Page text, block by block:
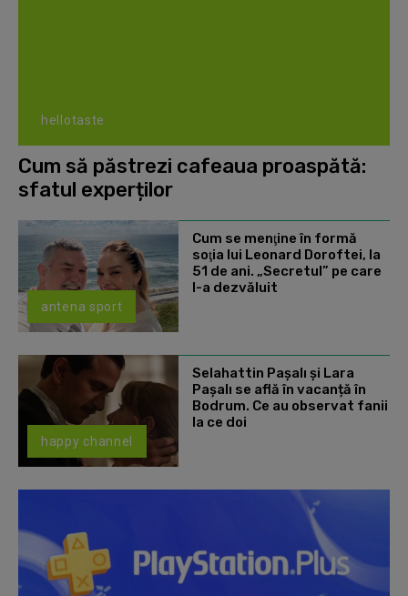
hellotaste
Cum să păstrezi cafeaua proaspătă:
sfatul experților
antena sport
Cum se menţine în formă
soţia lui Leonard Doroftei, la
51 de ani. „Secretul” pe care
l-a dezvăluit
happy channel
Selahattin Paşalı și Lara
Paşalı se află în vacanță în
Bodrum. Ce au observat fanii
la ce doi